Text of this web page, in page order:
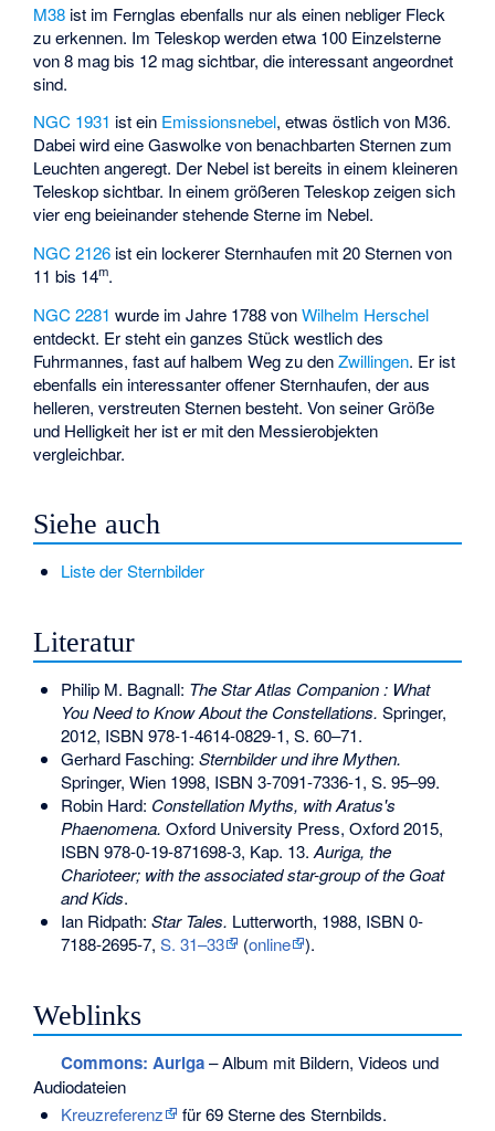
M38 ist im Fernglas ebenfalls nur als einen nebliger Fleck
zu erkennen. Im Teleskop werden etwa 100 Einzelsterne
von 8 mag bis 12 mag sichtbar, die interessant angeordnet
sind.
NGC 1931 ist ein Emissionsnebel, etwas östlich von M36.
Dabei wird eine Gaswolke von benachbarten Sternen zum
Leuchten angeregt. Der Nebel ist bereits in einem kleineren
Teleskop sichtbar. In einem größeren Teleskop zeigen sich
vier eng beieinander stehende Sterne im Nebel.
NGC 2126 ist ein lockerer Sternhaufen mit 20 Sternen von
11 bis 14m.
NGC 2281 wurde im Jahre 1788 vonWilhelm Herschel
entdeckt. Er steht ein ganzes Stück westlich des
Fuhrmannes, fast auf halbem Weg zu denZwillingen. Er ist
ebenfalls ein interessanter offener Sternhaufen, der aus
helleren, verstreuten Sternen besteht. Von seiner Größe
und Helligkeit her ist er mit den Messierobjekten
vergleichbar.
Siehe auch
Liste der Sternbilder
Literatur
Philip M. Bagnall: The Star Atlas Companion : What
You Need to Know About the Constellations. Springer,
2012, ISBN 978-1-4614-0829-1, S. 60–71.
Gerhard Fasching: Sternbilder und ihre Mythen.
Springer, Wien 1998, ISBN 3-7091-7336-1, S. 95–99.
Robin Hard: Constellation Myths, with Aratus's
Phaenomena. Oxford University Press, Oxford 2015,
ISBN 978-0-19-871698-3, Kap. 13. Auriga, the
Charioteer; with the associated star-group of the Goat
and Kids.
Ian Ridpath: Star Tales. Lutterworth, 1988, ISBN 0-
7188-2695-7, S. 31–33 (online ).
Weblinks
Commons: Auriga– Album mit Bildern, Videos und
Audiodateien
Kreuzreferenz
für 69 Sterne des Sternbilds.